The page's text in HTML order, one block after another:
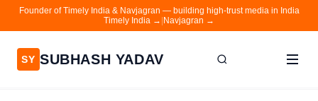
Founder of Timely India & Navjagran — building high-trust media in India
Timely India → Navjagran →
SY SUBHASH YADAV